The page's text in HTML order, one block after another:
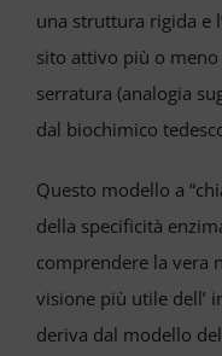
una struttura rigida e
sito attivo più o
serratura (analogia
dal biochimico
Questo modello a
della specificità
comprendere la vera
visione più utile dell’
deriva dal modello